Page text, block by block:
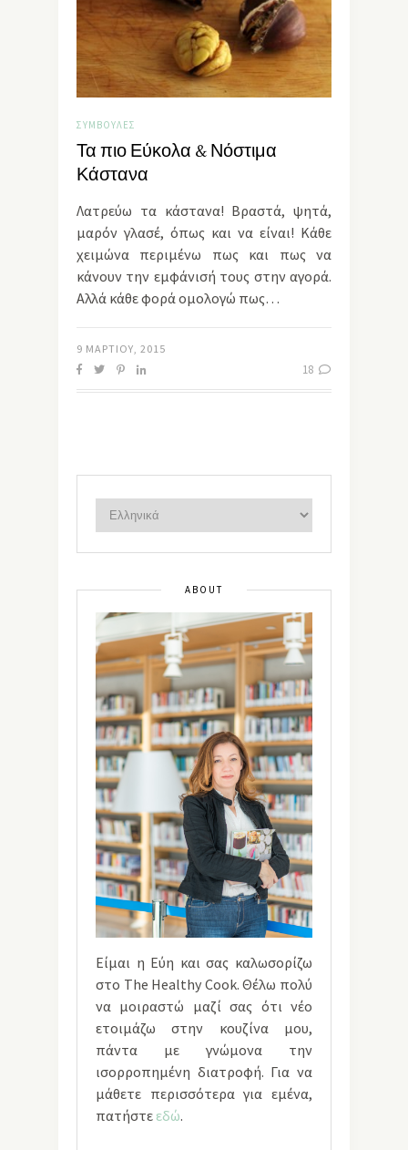
ΣΥΜΒΟΥΛΈΣ
Τα πιο Εύκολα & Νόστιμα
Κάστανα
Λατρεύω τα κάστανα! Βραστά, ψητά,
μαρόν γλασέ, όπως και να είναι! Κάθε
χειμώνα περιμένω πως και πως να
κάνουν την εμφάνισή τους στην αγορά.
Αλλά κάθε φορά ομολογώ πως…
9 ΜΑΡΤΊΟΥ, 2015
18
ABOUT
Είμαι η Εύη και σας καλωσορίζω
στο The Healthy Cook. Θέλω πολύ
να μοιραστώ μαζί σας ότι νέο
ετοιμάζω στην κουζίνα μου,
πάντα με γνώμονα την
ισορροπημένη διατροφή. Για να
μάθετε περισσότερα για εμένα,
πατήστε εδώ.